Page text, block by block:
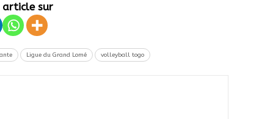
sur
Ligue du Grand Lomé volleyball togo